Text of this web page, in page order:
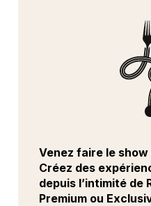
Venez faire le
Créez des
depuis l’intimité de
Premium ou